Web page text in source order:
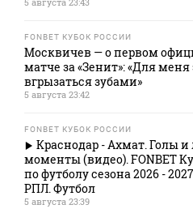
FONBET КУБОК РОССИИ
Москвичев — о первом
матче за «Зенит»: «Для меня
вгрызаться зубами»
5 августа 23:42
FONBET КУБОК РОССИИ
Краснодар - Ахмат. Голы
моменты (видео). FONBET
по футболу сезона 2026 -
РПЛ. Футбол
5 августа 23:39